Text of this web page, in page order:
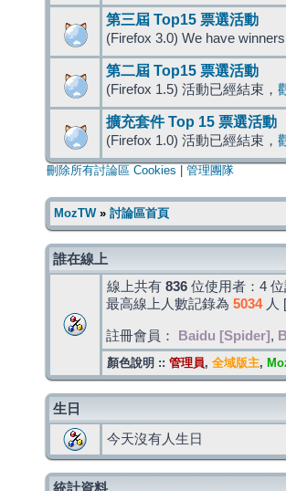
第三屆 Top15 票選活動
(Firefox 3.0) We have
第二屆 Top15 票選活動
(Firefox 1.5) 活動已經結束，
擴充套件 Top 15 票選活動
(Firefox 1.0) 活動已經結束，
刪除所有討論區 Cookies 管理團隊
MozTW» 討論區首頁
誰在線上
線上共有 836 位使用者：4
最高線上人數記錄為 5034人 [
註冊會員： Baidu [Spider] ,
顏色說明 :: 管理員, 全域版主,
生日
今天沒有人生日